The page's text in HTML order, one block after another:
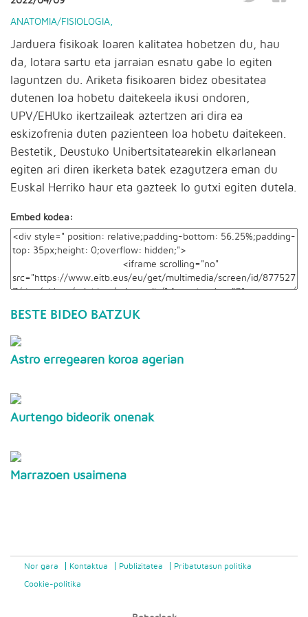
ANATOMIA/FISIOLOGIA
Jarduera fisikoak loaren kalitatea hobetzen du, hau
da, lotara sartu eta jarraian esnatu gabe lo egiten
laguntzen du. Ariketa fisikoaren bidez obesitatea
dutenen loa hobetu daitekeela ikusi ondoren,
UPV/EHUko ikertzaileak aztertzen ari dira ea
eskizofrenia duten pazienteen loa hobetu daitekeen.
Bestetik, Deustuko Unibertsitatearekin elkarlanean
egiten ari diren ikerketa batek ezagutzera eman du
Euskal Herriko haur eta gazteek lo gutxi egiten dutela.
Embed kodea:
BESTE BIDEO BATZUK
Astro erregearen koroa agerian
Aurtengo bideorik onenak
Marrazoen usaimena
Nor gara Kontaktua Publizitatea Pribatutasun politika
Cookie-politika